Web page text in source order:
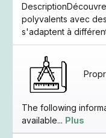
polyvalents avec
s'adaptent à
The following
available... Plus